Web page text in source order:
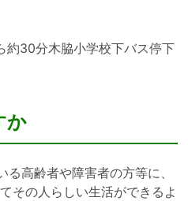
30分木脇小学校下バス停下
か
高齢者や障害者の方等に、
その人らしい生活ができるよ